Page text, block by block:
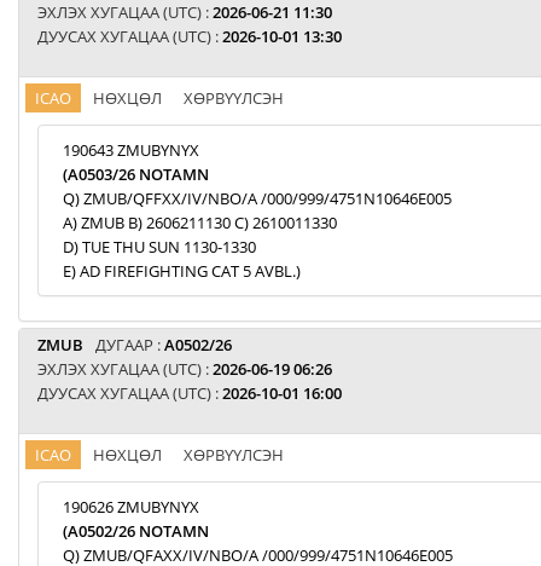
ЭХЛЭХ ХУГАЦАА (UTC) :2026-06-21 11:30
ДУУСАХ ХУГАЦАА (UTC) :2026-10-01 13:30
ICAO НӨХЦӨЛ ХӨРВҮҮЛСЭН
190643 ZMUBYNYX
(A0503/26 NOTAMN
Q) ZMUB/QFFXX/IV/NBO/A /000/999/4751N10646E005
A) ZMUB B) 2606211130 C) 2610011330
D) TUE THU SUN 1130-1330
E) AD FIREFIGHTING CAT 5 AVBL.)
ZMUB ДУГААР :A0502/26
ЭХЛЭХ ХУГАЦАА (UTC) :2026-06-19 06:26
ДУУСАХ ХУГАЦАА (UTC) :2026-10-01 16:00
ICAO НӨХЦӨЛ ХӨРВҮҮЛСЭН
190626 ZMUBYNYX
(A0502/26 NOTAMN
Q) ZMUB/QFAXX/IV/NBO/A /000/999/4751N10646E005